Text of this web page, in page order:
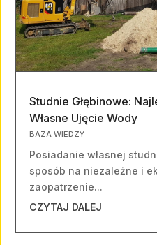
Studnie Głębinowe:
Własne Ujęcie Wody
BAZA WIEDZY
Posiadanie własnej
sposób na niezależne i
zaopatrzenie...
CZYTAJ DALEJ